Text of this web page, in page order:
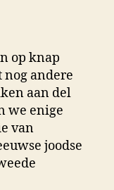
op knap
andere
aan del
we enige
van
joodse